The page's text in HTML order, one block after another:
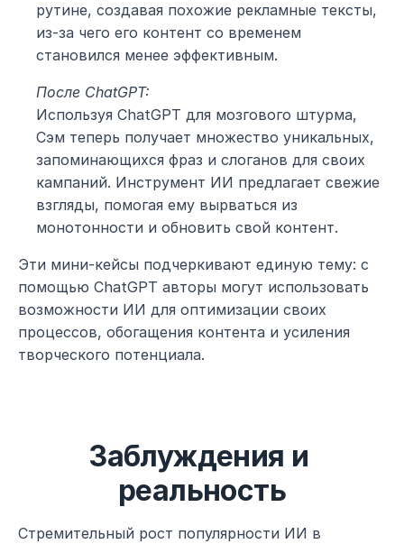
рутине, создавая похожие рекламные тексты,
из-за чего его контент со временем
становился менее эффективным.
После ChatGPT:
Используя ChatGPT для мозгового штурма,
Сэм теперь получает множество уникальных,
запоминающихся фраз и слоганов для своих
кампаний. Инструмент ИИ предлагает свежие
взгляды, помогая ему вырваться из
монотонности и обновить свой контент.
Эти мини-кейсы подчеркивают единую тему: с
помощью ChatGPT авторы могут использовать
возможности ИИ для оптимизации своих
процессов, обогащения контента и усиления
творческого потенциала.
Заблуждения и
реальность
Стремительный рост популярности ИИ в